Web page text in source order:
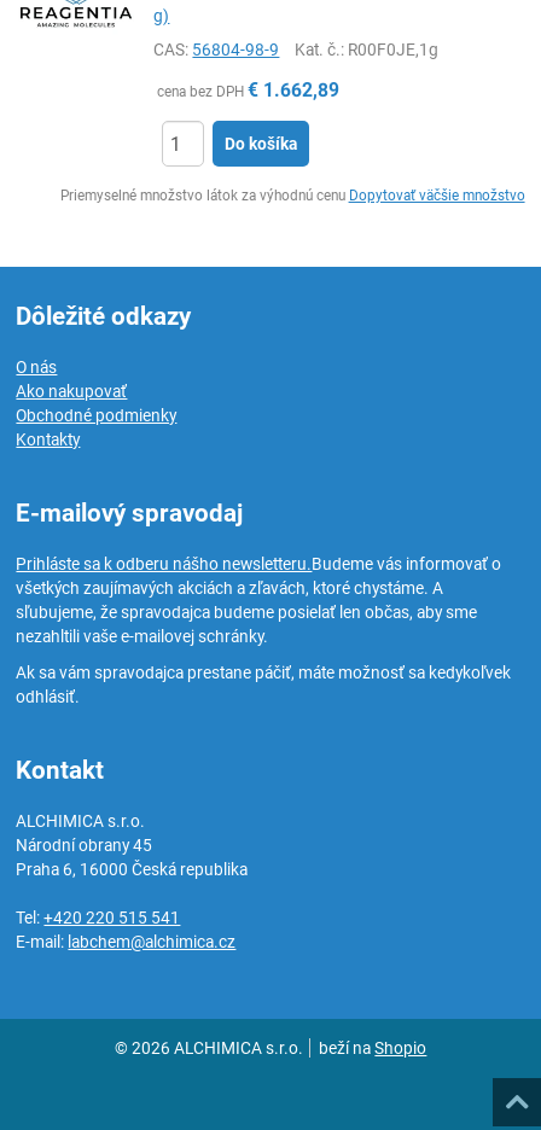
g)
CAS: 56804-98-9 Kat. č.: R00F0JE,1g
cena bez DPH € 1.662,89
Do košíka
Priemyselné množstvo látok za výhodnú cenu Dopytovať väčšie množstvo
Dôležité odkazy
O nás
Ako nakupovať
Obchodné podmienky
Kontakty
E-mailový spravodaj
Prihláste sa k odberu nášho newsletteru.Budeme vás informovať o
všetkých zaujímavých akciách a zľavách, ktoré chystáme. A
sľubujeme, že spravodajca budeme posielať len občas, aby sme
nezahltili vaše e-mailovej schránky.
Ak sa vám spravodajca prestane páčiť, máte možnosť sa kedykoľvek
odhlásiť.
Kontakt
ALCHIMICA s.r.o.
Národní obrany 45
Praha 6, 16000Česká republika
Tel:+420 220 515 541
E-mail: labchem@alchimica.cz
© 2026 ALCHIMICA s.r.o. beží naShopio
Hore